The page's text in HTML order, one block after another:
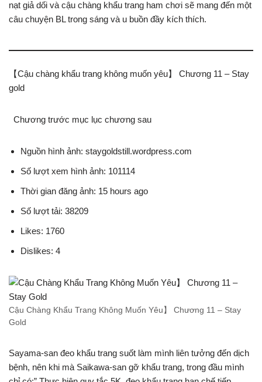
nạt giả dối và cậu chàng khẩu trang ham chơi sẽ mang đến một
câu chuyện BL trong sáng và u buồn đầy kích thích.
【Cậu chàng khẩu trang không muốn yêu】 Chương 11 – Stay
gold
Chương trước mục lục chương sau
Nguồn hình ảnh: staygoldstill.wordpress.com
Số lượt xem hình ảnh: 101114
Thời gian đăng ảnh: 15 hours ago
Số lượt tải: 38209
Likes: 1760
Dislikes: 4
Cậu Chàng Khẩu Trang Không Muốn Yêu】 Chương 11 – Stay
Gold
Sayama-san đeo khẩu trang suốt làm mình liên tưởng đến dịch
bệnh, nên khi mà Saikawa-san gỡ khẩu trang, trong đầu mình